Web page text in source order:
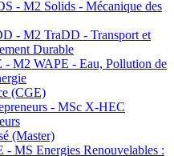
- M2 Solids - Mécanique des
- M2 TraDD - Transport et
Durable
- M2 WAPE - Eau, Pollution de
(CGE)
- MSc X-HEC
(Master)
- MS Energies Renouvelables :